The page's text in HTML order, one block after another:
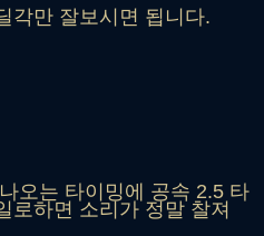
각만 잘보시면 됩니다.
오는 타이밍에 공속 2.5 타
로하면 소리가 정말 찰져